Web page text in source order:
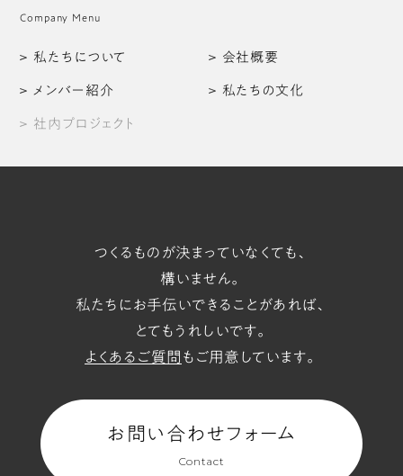
Company Menu
私たちについて 会社概要
メンバー紹介 私たちの文化
社内プロジェクト
つくるものが決まっていなくても、
構いません。
私たちにお手伝いできることがあれば、
とてもうれしいです。
よくあるご質問 もご用意しています。
お問い合わせフォーム
Contact